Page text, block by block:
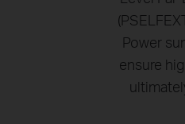
Power
ensure